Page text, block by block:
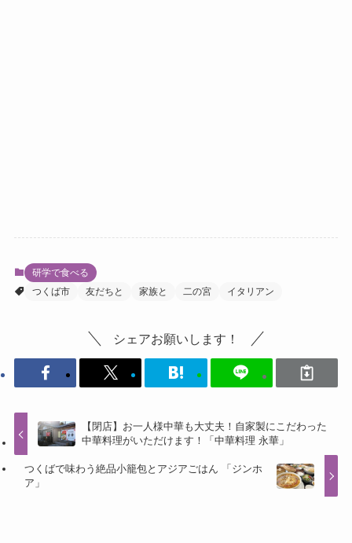
研学で食べる
つくば市
友だちと 家族と 二の宮 イタリアン
シェアお願いします！
【閉店】お一人様中華も大丈夫！自家製にこだわった
中華料理がいただけます！「中華料理 永華」
つくばで味わう絶品小籠包とアジアごはん 「ジンホ
ア」